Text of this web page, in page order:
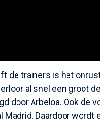
de trainers is het
al snel een groot
door Arbeloa. Ook de
Madrid. Daardoor